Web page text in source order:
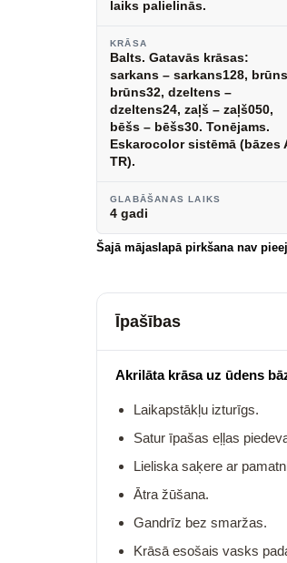
laiks palielinās.
KRĀSA
Balts. Gatavās krāsas:
sarkans – sarkans128,
brūns32, dzeltens –
dzeltens24, zaļš – zaļš050,
bēšs – bēšs30. Tonējams.
Eskarocolor sistēmā (bāzes
TR).
GLABĀŠANAS LAIKS
4 gadi
Šajā mājaslapā pirkšana nav
Īpašības
Akrilāta krāsa uz ūdens
Laikapstākļu izturīgs.
Satur īpašas eļļas
Lieliska saķere ar
Ātra žūšana.
Gandrīz bez smaržas.
Krāsā esošais vasks